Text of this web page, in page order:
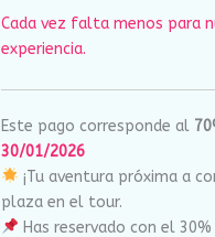
Cada vez falta menos para
experiencia.
Este pago corresponde al
30/01/2026
¡Tu aventura próxima a
plaza en el tour.
Has reservado con el
Pers.*-
Tour
2026
cantidad